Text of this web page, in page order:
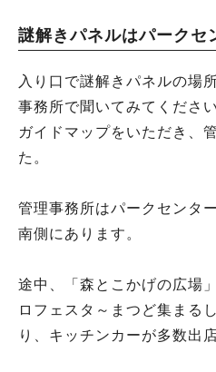
謎解きパネルはパークセ
入り口で謎解きパネルの場
事務所で聞いてみてくださ
ガイドマップをいただき、
た。
管理事務所はパークセンタ
南側にあります。
途中、「森とこかげの広場
ロフェスタ～まつど集まる
り、キッチンカーが多数出